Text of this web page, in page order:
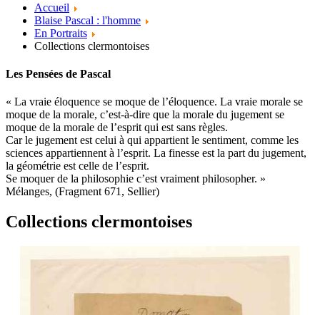
Accueil
Blaise Pascal : l'homme
En Portraits
Collections clermontoises
Les Pensées de Pascal
« La vraie éloquence se moque de l’éloquence. La vraie morale se
moque de la morale, c’est‑à‑dire que la morale du jugement se
moque de la morale de l’esprit qui est sans règles.
Car le jugement est celui à qui appartient le sentiment, comme les
sciences appartiennent à l’esprit. La finesse est la part du jugement,
la géométrie est celle de l’esprit.
Se moquer de la philosophie c’est vraiment philosopher. »
Mélanges, (Fragment 671, Sellier)
Collections clermontoises